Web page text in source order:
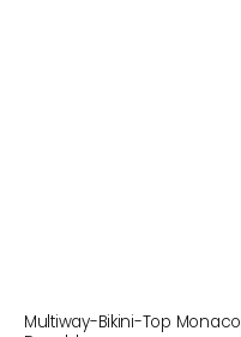
Multiway-Bikini-Top Monaco